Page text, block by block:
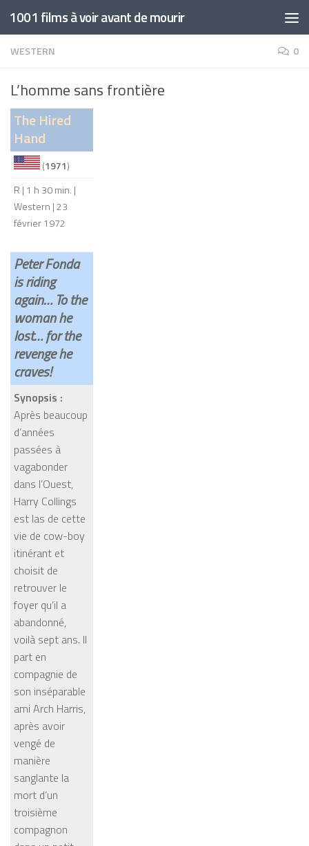
Skip to content
1001 films à voir avant de mourir
WESTERN 0
L’homme sans frontière
The Hired
Hand
(1971)
R | 1 h 30 min. |
Western | 23
février 1972
Peter Fonda
is riding
again… To the
woman he
lost… for the
revenge he
craves!
Synopsis :
Après beaucoup
d’années
passées à
vagabonder
dans l’Ouest,
Harry Collings
est las de cette
vie de cow-boy
itinérant et
choisit de
retrouver le
foyer qu’il a
abandonné,
voilà sept ans. Il
part en
compagnie de
son inséparable
ami Arch Harris,
après avoir
vengé de
manière
sanglante la
mort d’un
troisième
compagnon